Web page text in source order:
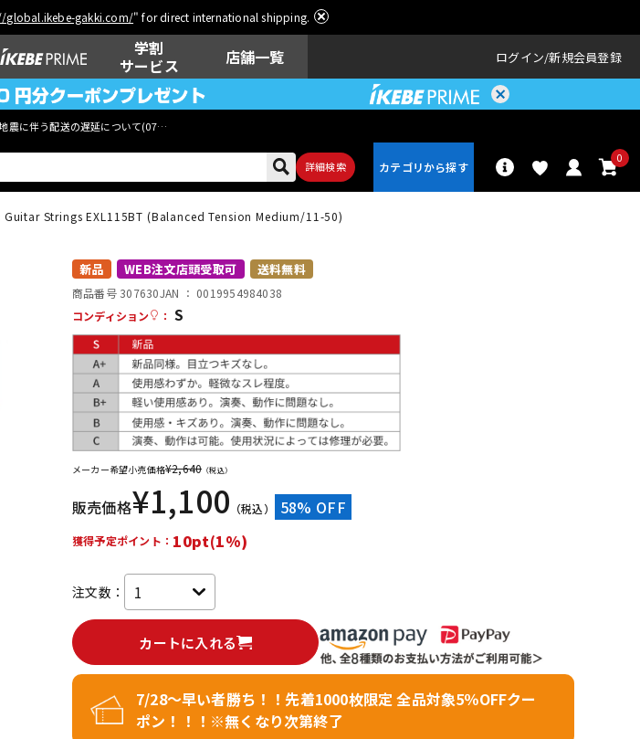
global.ikebe-gakki.com/" for direct international shipping.
学割
サービス
店舗一覧 ログイン 新規会員登録
震に伴う配送の遅延について(07月29日
詳細検索
0
ウクレレ ドラム
その他楽器
レコーディン
グ機器
配信/ライブ
機器
Guitar Strings EXL115BT (Balanced Tension Medium/11-50)
新品 WEB注文店頭受取可 送料無料
商品番号 307630JAN ： 0019954984038
コンディション
： S
メーカー希望小売価格¥2,640 （税込）
販売価格¥1,100 （税込） 58% OFF
獲得予定ポイント： 10pt(1%)
注文数：
カートに入れる
7/28～早い者勝ち！！先着1000枚限定 全品対象5％OFFクー
ポン！！！※無くなり次第終了